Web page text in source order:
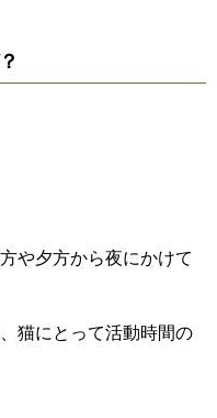
や夕方から夜にかけて
猫にとって活動時間の